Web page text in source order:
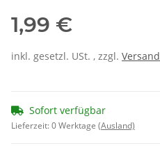
1,99 €
inkl. gesetzl. USt. , zzgl. Versand
Sofort verfügbar
Lieferzeit:0 Werktage (Ausland)